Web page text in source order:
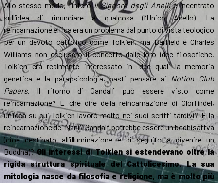
Allo stesso modo, l’interoIl Signore degli Anelliè incentrato
sull’idea di rinunciare a qualcosa (l’Unico Anello). La
reincarnazione elfica era un problema dal punto di vista teologico
per un devoto cattolico come Tolkien, ma Barfield e Charles
Williams non esclusero il concetto dalle loro idee filosofiche.
Tolkien era realmente interessato in idee quali la memoria
genetica e la parapsicologia, basti pensare ai Notion Club
Papers. Il ritorno di Gandalf può essere visto come
reincarnazione? E che dire della reincarnazione di Glorfindel,
un’idea su cui Tolkien lavorò molto nei suoi scritti tardivi? E la
reincarnazione dei Nani? Gandalf potrebbe essere un bodhisattva
(cioè destinato all’illuminazione e di seguito a divenire un
Buddha)?Gli interessi di Tolkien si estendevano oltre la
rigida struttura spirituale del Cattolicesimo. La sua
mitologia nasce da filosofia e religione, ma è molto più